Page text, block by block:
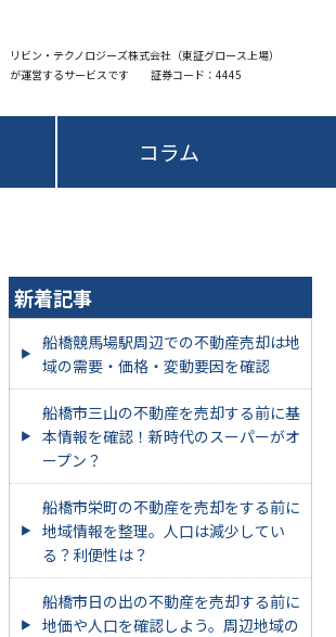
リビン・テクノロジーズ株式会社（東証グロース上場）
が運営するサービスです 証券コード：4445
コラム
新着記事
船橋競馬場駅周辺での不動産売却は地
域の需要・価格・変動要因を確認
船橋市三山の不動産を売却する前に基
本情報を確認！新時代のスーパーがオ
ープン？
船橋市栄町の不動産を売却をする前に
地域情報を整理。人口は減少してい
る？利便性は？
船橋市日の出の不動産を売却する前に
地価や人口を確認しよう。周辺地域の